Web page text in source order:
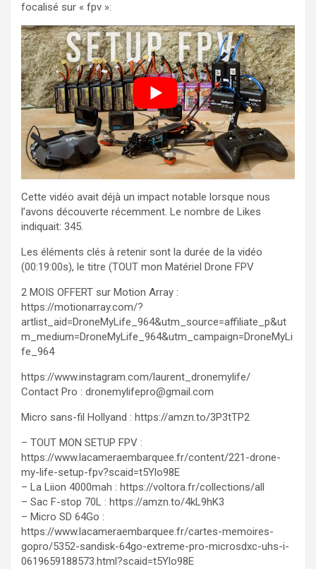
focalisé sur « fpv »:
Cette vidéo avait déjà un impact notable lorsque nous
l’avons découverte récemment. Le nombre de Likes
indiquait: 345.
Les éléments clés à retenir sont la durée de la vidéo
(00:19:00s), le titre (TOUT mon Matériel Drone FPV
2 MOIS OFFERT sur Motion Array :
https://motionarray.com/?
artlist_aid=DroneMyLife_964&utm_source=affiliate_p&ut
m_medium=DroneMyLife_964&utm_campaign=DroneMyLi
fe_964
https://www.instagram.com/laurent_dronemylife/
Contact Pro : dronemylifepro@gmail.com
Micro sans-fil Hollyand : https://amzn.to/3P3tTP2
– TOUT MON SETUP FPV :
https://www.lacameraembarquee.fr/content/221-drone-
my-life-setup-fpv?scaid=t5Ylo98E
– La Liion 4000mah : https://voltora.fr/collections/all
– Sac F-stop 70L : https://amzn.to/4kL9hK3
– Micro SD 64Go :
https://www.lacameraembarquee.fr/cartes-memoires-
gopro/5352-sandisk-64go-extreme-pro-microsdxc-uhs-i-
0619659188573.html?scaid=t5Ylo98E